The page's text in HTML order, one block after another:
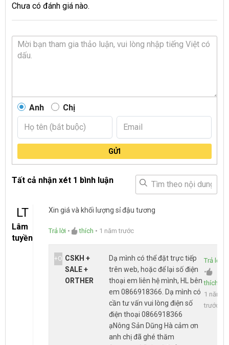
Chưa có đánh giá nào.
Anh Chị
GỬI
Tất cả nhận xét 1 bình luận
LT
Lâm
tuyền
Xin giá và khối lượng sỉ đậu tương
Trả lời • thích • 1 năm trước
+O CSKH +
SALE +
ORTHER
Dạ mình có thể đặt trực tiếp
trên web, hoặc để lại số điện
thoại em liên hệ mình, HL bên
em 0866918366. Dạ mình có
cần tư vấn vui lòng điện số
điện thoại 0866918366
ạNông Sản Dũng Hà cảm ơn
anh chị đã ghé thăm
Trả lời
•
thích
1 năm
trước